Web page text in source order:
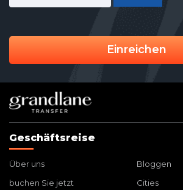
Einreichen
Geschäftsreise
Über uns
Bloggen
buchen Sie jetzt
Cities